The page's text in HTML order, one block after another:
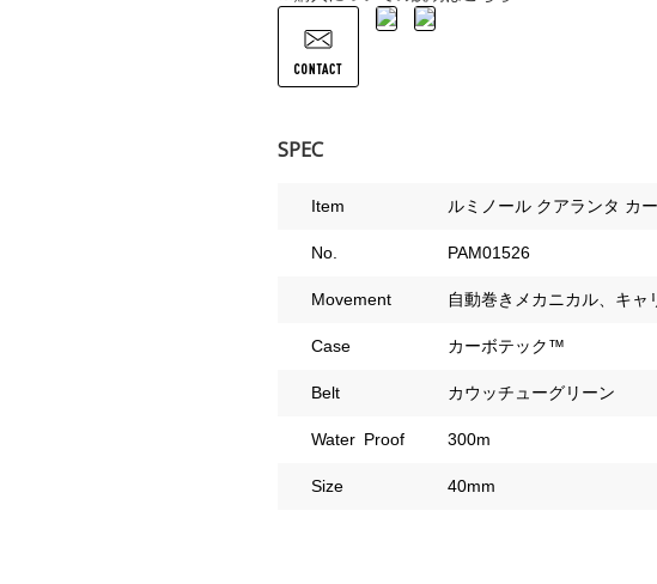
SPEC
Item ルミノール クアランタ カ
No. PAM01526
Movement 自動巻きメカニカル、キャ
Case カーボテック™
Belt カウッチューグリーン
Water Proof 300m
Size 40mm